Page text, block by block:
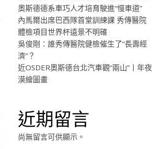
奧斯德德系車巧人才培育駛進“慢車道”
內馬爾出席巴西隊首堂訓練課 秀傳醫院
體檢項目世界杯遠景不明確
吳俊剛：誰秀傳醫院健檢催生了“長壽經
濟”？
近OSDER奧斯德台北汽車觀“兩山”丨年夜
漠繪圖畫
近期留言
尚無留言可供顯示。